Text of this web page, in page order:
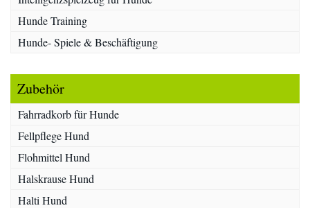
Hunde Training
Hunde- Spiele & Beschäftigung
Zubehör
Fahrradkorb für Hunde
Fellpflege Hund
Flohmittel Hund
Halskrause Hund
Halti Hund